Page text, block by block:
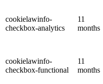
cookielawinfo-
checkbox-analytics
11
months
cookielawinfo-
checkbox-functional
11
months